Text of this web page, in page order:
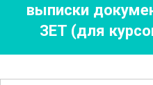
области
эффективными
управления
выписки
ЗЕТ (для